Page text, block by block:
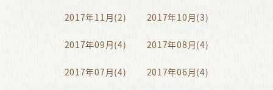
2017年11月(2) 2017年10月(3)
2017年09月(4) 2017年08月(4)
2017年07月(4) 2017年06月(4)